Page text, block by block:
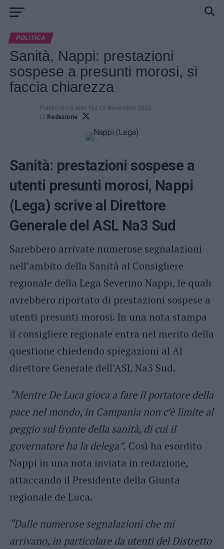
POLITICA
Sanità, Nappi: prestazioni
sospese a presunti morosi, si
faccia chiarezza
Pubblicato 4 anni fail 12 Novembre 2022
Di Redazione
Sanità: prestazioni sospese a
utenti presunti morosi, Nappi
(Lega) scrive al Direttore
Generale del ASL Na3 Sud
Sarebbero arrivate numerose segnalazioni
nell’ambito della Sanità al Consigliere
regionale della Lega Severino Nappi, le quali
avrebbero riportato di prestazioni sospese a
utenti presunti morosi. In una nota stampa
il consigliere regionale entra nel merito della
questione chiedendo spiegazioni al Al
direttore Generale dell’ASL Na3 Sud.
“Mentre De Luca gioca a fare il portatore della
pace nel mondo, in Campania non c’è limite al
peggio sul fronte della sanità, di cui il
governatore ha la delega”. Così ha esordito
Nappi in una nota inviata in redazione,
attaccando il Presidente della Giunta
regionale de Luca.
“Dalle numerose segnalazioni che mi
arrivano, in particolare da utenti del Distretto